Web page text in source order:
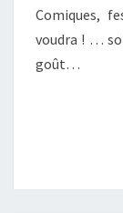
Comiques,
voudra ! …
goût…